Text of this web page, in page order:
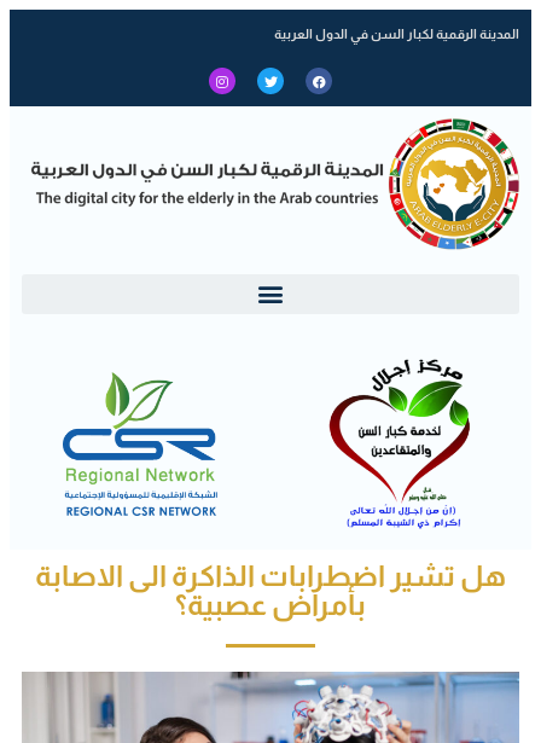
المدينة الرقمية لكبار السن في الدول العربية
هل تشير اضطرابات الذاكرة الى الاصابة
بأمراض عصبية؟